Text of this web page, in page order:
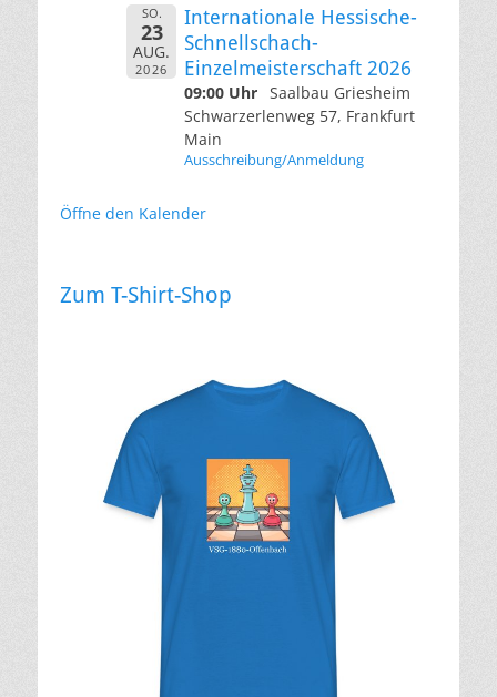
SO.
23
AUG.
2026
Internationale Hessische-
Schnellschach-
Einzelmeisterschaft 2026
09:00 Uhr Saalbau Griesheim
Schwarzerlenweg 57, Frankfurt
Main
Ausschreibung/Anmeldung
Öffne den Kalender
Zum T-Shirt-Shop